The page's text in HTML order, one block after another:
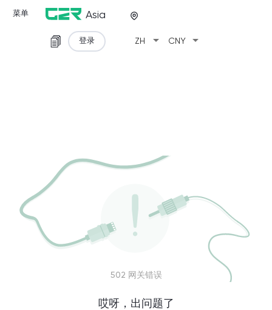
菜单 Asia
ZH arrow_drop_down CNY arrow_drop_down
登录
502 网关错误
哎呀，出问题了